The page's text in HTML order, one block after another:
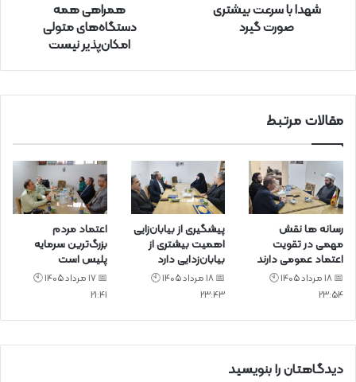
شهدا با سرعت بیشتری
صورت گیرد
همراهی همه
دستگاه‌های متولی
امکان‌پذیر نیست
مقالات مرتبط
رسانه ها نقش
مهمی در تقویت
اعتماد عمومی دارند
📅 18 مرداد 1405 🕙
23:54
پیشگیری از بیابان‌زایی
اهمیت بیشتری از
بیابان‌زدایی دارد
📅 18 مرداد 1405 🕙
23:43
اعتماد مردم
بزرگ‌ترین سرمایه
پلیس است
📅 17 مرداد 1405 🕙
21:41
دیدگاهتان را بنویسید